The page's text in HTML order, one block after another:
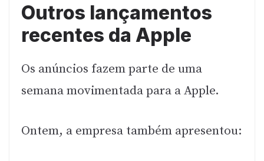
Outros lançamentos
recentes da Apple
Os anúncios fazem parte de uma
semana movimentada para a Apple.
Ontem, a empresa também apresentou: